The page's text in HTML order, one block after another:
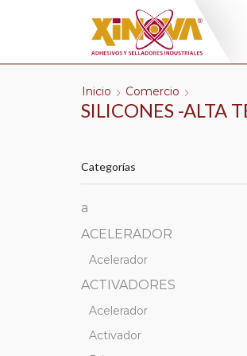
Inicio Comercio
SILICONES -ALTA
Categorías
a
ACELERADOR
Acelerador
ACTIVADORES
Acelerador
Activador